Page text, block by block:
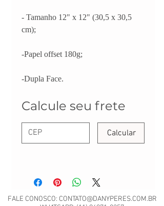
- Tamanho 12" x 12" (30,5 x 30,5
cm);
-Papel offset 180g;
-Dupla Face.
Calcule seu frete
Calcular
FALE CONOSCO: CONTATO@DANYPERES.COM.BR